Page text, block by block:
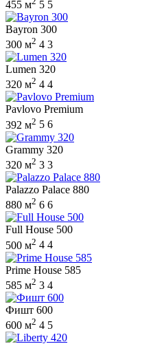
455 м
5 5
Bayron 300
300 м2 4 3
Lumen 320
320 м2 4 4
Pavlovo Premium
392 м2 5 6
Grammy 320
320 м2 3 3
Palazzo Palace 880
880 м2 6 6
Full House 500
500 м2 4 4
Prime House 585
585 м2 3 4
Фишт 600
600 м2 4 5